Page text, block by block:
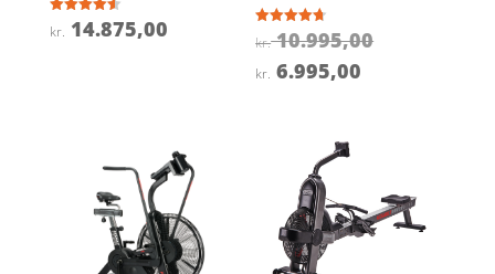
Vurderet
4.6
kr. 14.875,00
Vurderet
4.7
kr.10.995,00Den
kr. 6.995,00